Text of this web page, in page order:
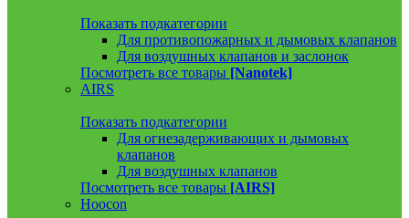
Показать подкатегории
Для противопожарных и дымовых клапанов
Для воздушных клапанов и заслонок
Посмотреть все товары [Nanotek]
AIRS
Показать подкатегории
Для огнезадерживающих и дымовых
клапанов
Для воздушных клапанов
Посмотреть все товары [AIRS]
Hoocon